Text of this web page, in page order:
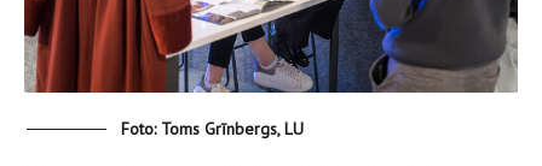
Foto: Toms Grīnbergs, LU